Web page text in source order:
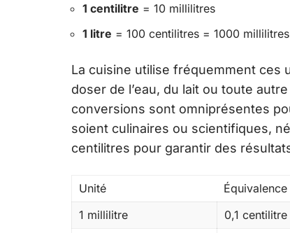
1 centilitre = 10 millilitres
1 litre = 100 centilitres = 1000 millilitres
La cuisine utilise fréquemment ces
doser de l’eau, du lait ou toute
conversions sont omniprésentes
soient culinaires ou scientifiques,
centilitres pour garantir des
Unité
Équivalence
1 millilitre
0,1 centilitre